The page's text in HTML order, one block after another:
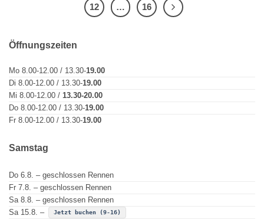
12
… 16
Öffnungszeiten
Mo 8.00-12.00 / 13.30-19.00
Di 8.00-12.00 / 13.30-19.00
Mi 8.00-12.00 / 13.30-20.00
Do 8.00-12.00 / 13.30-19.00
Fr 8.00-12.00 / 13.30-19.00
Samstag
Do 6.8. – geschlossen Rennen
Fr 7.8. – geschlossen Rennen
Sa 8.8. – geschlossen Rennen
Sa 15.8. –
Jetzt buchen (9-16)